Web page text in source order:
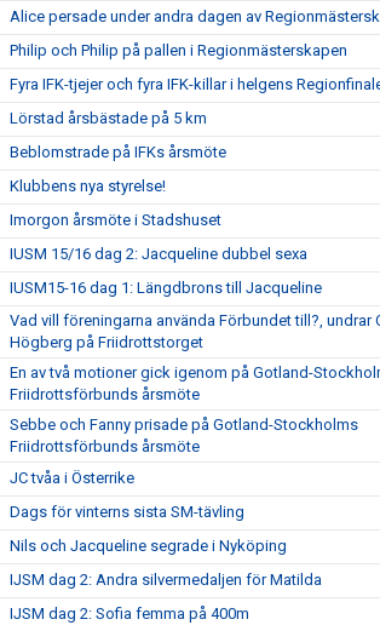
Alice persade under andra dagen av
Philip och Philip på pallen i Regionmästerskapen
Fyra IFK-tjejer och fyra IFK-killar i helgens
Lörstad årsbästade på 5 km
Beblomstrade på IFKs årsmöte
Klubbens nya styrelse!
Imorgon årsmöte i Stadshuset
IUSM 15/16 dag 2: Jacqueline dubbel sexa
IUSM15-16 dag 1: Längdbrons till Jacqueline
Vad vill föreningarna använda Förbundet till?, undrar
Högberg på Friidrottstorget
En av två motioner gick igenom på Gotland-
Friidrottsförbunds årsmöte
Sebbe och Fanny prisade på Gotland-Stockholms
Friidrottsförbunds årsmöte
JC tvåa i Österrike
Dags för vinterns sista SM-tävling
Nils och Jacqueline segrade i Nyköping
IJSM dag 2: Andra silvermedaljen för Matilda
IJSM dag 2: Sofia femma på 400m